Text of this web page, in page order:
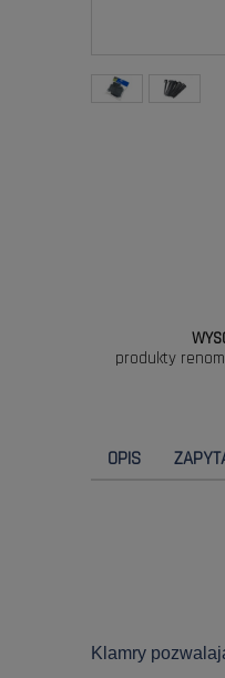
produkty
OPIS
Klamry